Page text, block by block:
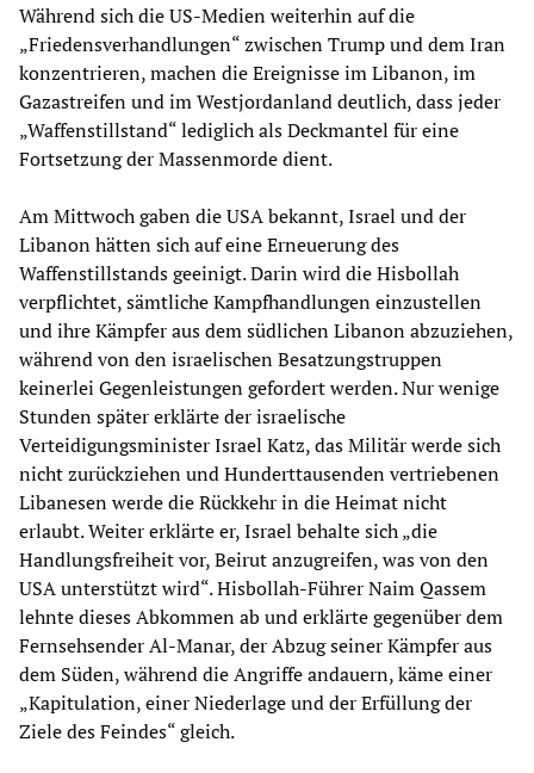
Während sich die US-Medien weiterhin auf die
„Friedensverhandlungen“ zwischen Trump und dem Iran
konzentrieren, machen die Ereignisse im Libanon, im
Gazastreifen und im Westjordanland deutlich, dass jeder
„Waffenstillstand“ lediglich als Deckmantel für eine
Fortsetzung der Massenmorde dient.
Am Mittwoch gaben die USA bekannt, Israel und der
Libanon hätten sich auf eine Erneuerung des
Waffenstillstands geeinigt. Darin wird die Hisbollah
verpflichtet, sämtliche Kampfhandlungen einzustellen
und ihre Kämpfer aus dem südlichen Libanon abzuziehen,
während von den israelischen Besatzungstruppen
keinerlei Gegenleistungen gefordert werden. Nur wenige
Stunden später erklärte der israelische
Verteidigungsminister Israel Katz, das Militär werde sich
nicht zurückziehen und Hunderttausenden vertriebenen
Libanesen werde die Rückkehr in die Heimat nicht
erlaubt. Weiter erklärte er, Israel behalte sich „die
Handlungsfreiheit vor, Beirut anzugreifen, was von den
USA unterstützt wird“. Hisbollah-Führer Naim Qassem
lehnte dieses Abkommen ab und erklärte gegenüber dem
Fernsehsender Al-Manar, der Abzug seiner Kämpfer aus
dem Süden, während die Angriffe andauern, käme einer
„Kapitulation, einer Niederlage und der Erfüllung der
Ziele des Feindes“ gleich.